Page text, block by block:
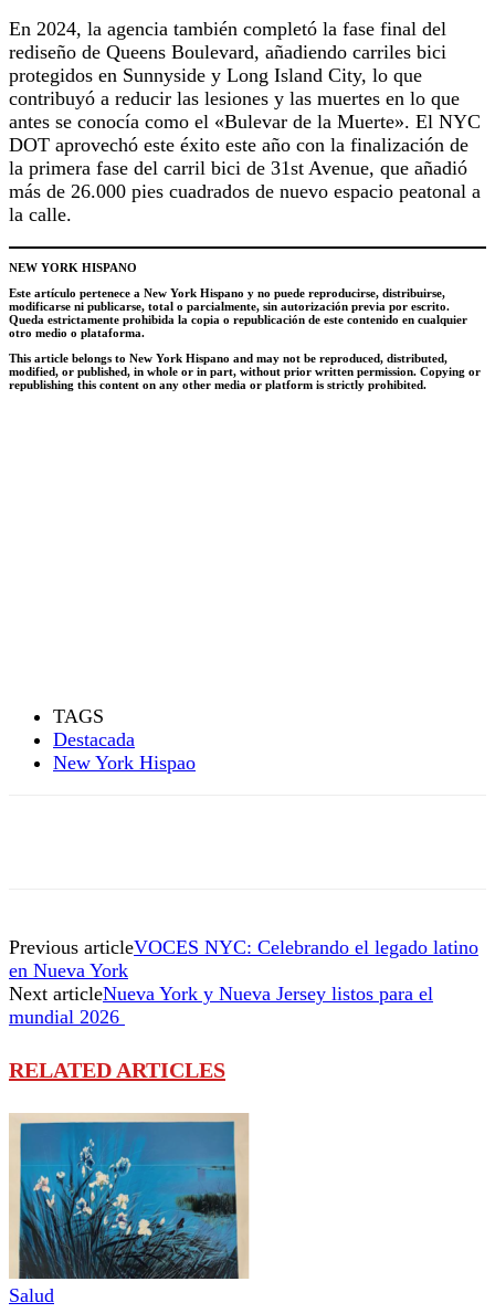
En 2024, la agencia también completó la fase final del
rediseño de Queens Boulevard, añadiendo carriles bici
protegidos en Sunnyside y Long Island City, lo que
contribuyó a reducir las lesiones y las muertes en lo que
antes se conocía como el «Bulevar de la Muerte». El NYC
DOT aprovechó este éxito este año con la finalización de
la primera fase del carril bici de 31st Avenue, que añadió
más de 26.000 pies cuadrados de nuevo espacio peatonal a
la calle.
NEW YORK HISPANO
Este artículo pertenece a New York Hispano y no puede reproducirse, distribuirse,
modificarse ni publicarse, total o parcialmente, sin autorización previa por escrito.
Queda estrictamente prohibida la copia o republicación de este contenido en cualquier
otro medio o plataforma.
This article belongs to New York Hispano and may not be reproduced, distributed,
modified, or published, in whole or in part, without prior written permission. Copying or
republishing this content on any other media or platform is strictly prohibited.
TAGS
Destacada
New York Hispao
Previous articleVOCES NYC: Celebrando el legado latino
en Nueva York
Next articleNueva York y Nueva Jersey listos para el
mundial 2026
RELATED ARTICLES
Salud